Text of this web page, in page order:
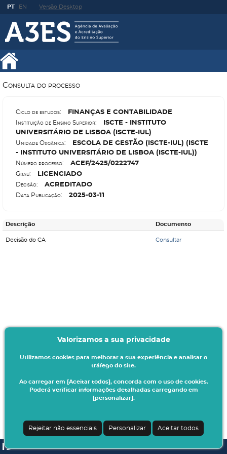
PT EN Versão Desktop
Consulta do processo
Ciclo de estudos: F INANÇAS E CONTABILIDADE
Instituição de Ensino Superior:
SCTE - INSTITUTO
UNIVERSITÁRIO DE LISBOA (ISCTE-IUL)
Unidade Orgânica: ESCOLA DE GESTÃO (ISCTE-IUL) (ISCTE
- INSTITUTO UNIVERSITÁRIO DE LISBOA (ISCTE-IUL))
Número processo: ACEF/2425/0222747
Grau: L ICENCIADO
Decisão: ACREDITADO
Data Publicação: 2025-03-11
Descrição Documento
Decisão do CA Consultar
Valorizamos a sua privacidade
Utilizamos cookies para melhorar a sua experiência e analisar o
tráfego do site.
Ao carregar em [Aceitar todos], concorda com o uso de cookies.
Poderá verificar informações detalhadas carregando em
[personalizar].
Rejeitar não essenciais Personalizar Aceitar todos